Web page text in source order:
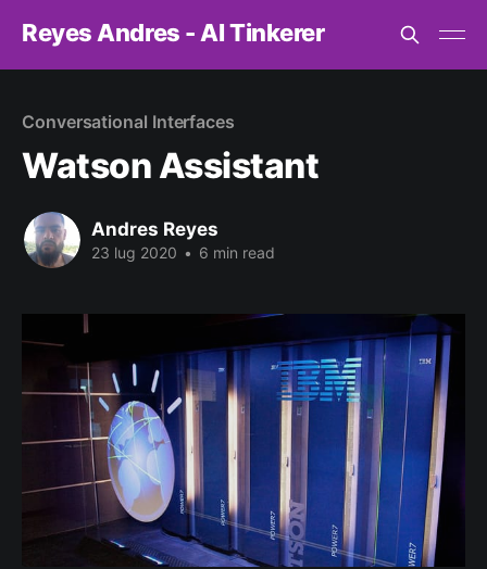
Reyes Andres - AI Tinkerer
Conversational Interfaces
Watson Assistant
Andres Reyes
23 lug 2020 • 6 min read